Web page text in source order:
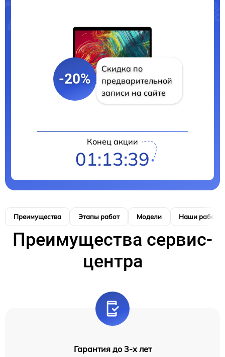
-20%
Скидка по
предварительной
записи на сайте
Конец акции
01:13:39
Преимущества Этапы работ Модели Наши работы
Преимущества сервис-
центра
Гарантия до 3-х лет